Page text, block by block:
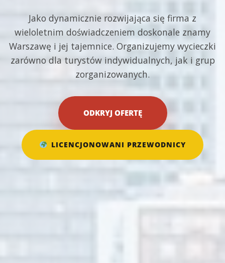
Jako dynamicznie rozwijająca się firma z
wieloletnim doświadczeniem doskonale znamy
Warszawę i jej tajemnice. Organizujemy wycieczki
zarówno dla turystów indywidualnych, jak i grup
zorganizowanych.
ODKRYJ OFERTĘ
LICENCJONOWANI PRZEWODNICY